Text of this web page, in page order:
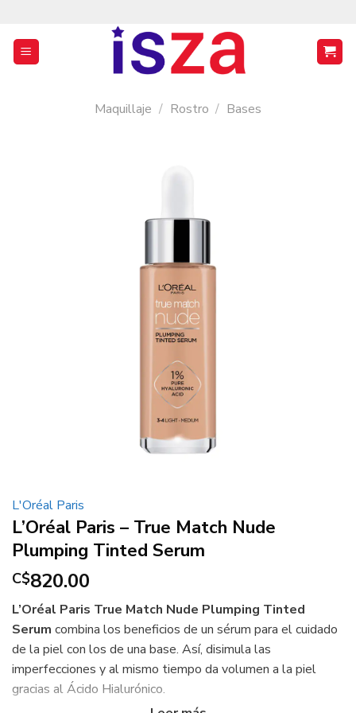
contenido
Maquillaje / Rostro / Bases
L'Oréal Paris
L’Oréal Paris – True Match Nude
Plumping Tinted Serum
C$820.00
L’Oréal Paris True Match Nude Plumping Tinted
Serum combina los beneficios de un sérum para el cuidado
de la piel con los de una base. Así, disimula las
imperfecciones y al mismo tiempo da volumen a la piel
gracias al Ácido Hialurónico.